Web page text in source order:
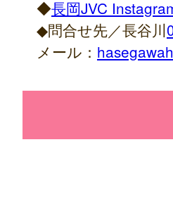
◆長岡JVC
◆問合せ先／長谷川
メール：